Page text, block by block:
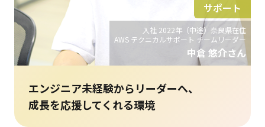
入社 2022年（中途）奈良県在住
AWS テクニカルサポート チームリーダー
中倉 悠介さん
サポート
エンジニア未経験からリーダーへ、
成長を応援してくれる環境